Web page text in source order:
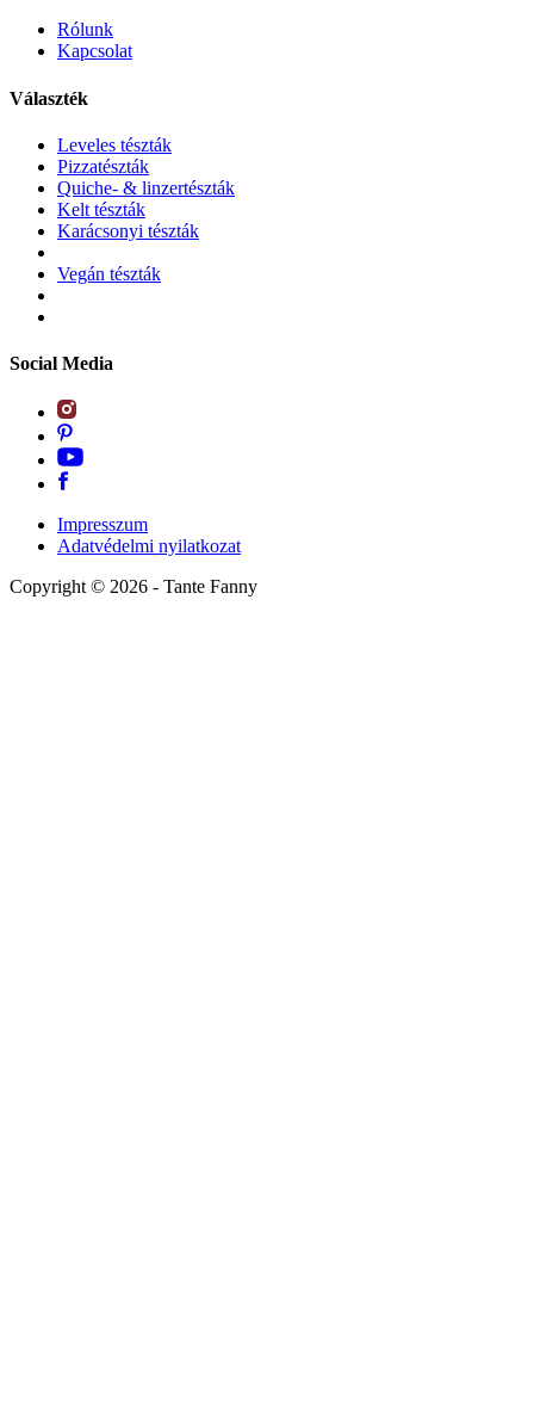
Rólunk
Kapcsolat
Választék
Leveles tészták
Pizzatészták
Quiche- & linzertészták
Kelt tészták
Karácsonyi tészták
Vegán tészták
Social Media
Impresszum
Adatvédelmi nyilatkozat
Copyright © 2026 - Tante Fanny